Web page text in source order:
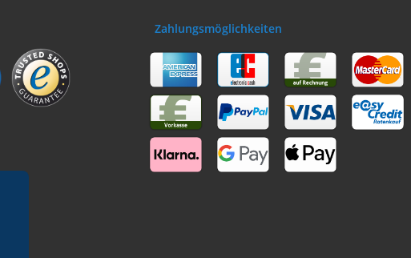
Zahlungsmöglichkeiten